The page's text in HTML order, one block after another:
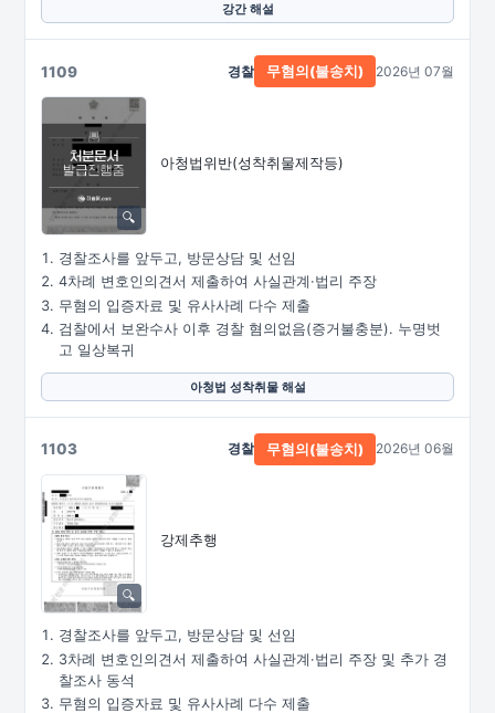
강간 해설
1109
아청법위반(성착취물제작등)
경찰 무혐의(불송치) 2026년 07월
경찰조사를 앞두고, 방문상담 및 선임
4차례 변호인의견서 제출하여 사실관계·법리 주장
무혐의 입증자료 및 유사사례 다수 제출
검찰에서 보완수사 이후 경찰 혐의없음(증거불충분). 누명벗
고 일상복귀
아청법 성착취물 해설
1103
강제추행
경찰 무혐의(불송치) 2026년 06월
경찰조사를 앞두고, 방문상담 및 선임
3차례 변호인의견서 제출하여 사실관계·법리 주장 및 추가 경
찰조사 동석
무혐의 입증자료 및 유사사례 다수 제출